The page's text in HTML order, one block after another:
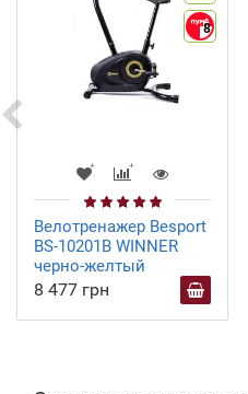
8
Велотренажер Besport
BS-10201B WINNER
черно-желтый
8 477 грн